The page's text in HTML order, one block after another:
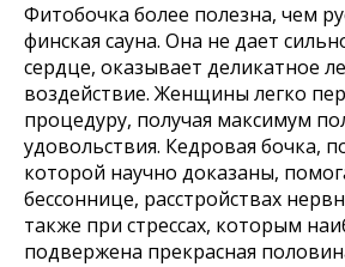
Фитобочка более полезна, чем
финская сауна. Она не дает
сердце, оказывает деликатное
воздействие. Женщины легко
процедуру, получая максимум
удовольствия. Кедровая бочка,
которой научно доказаны,
бессоннице, расстройствах
также при стрессах, которым
подвержена прекрасная
Оставайтесь с нами